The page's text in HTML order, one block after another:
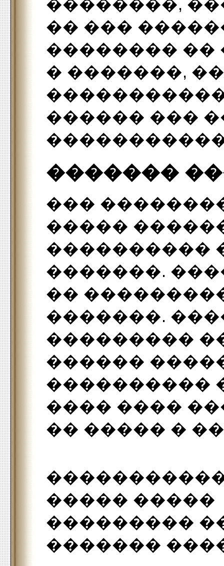
��������,
�� ���
�������� ��
� �������,
������ ���
�������
���
�����
����������
�������.
��
�������.
���������
������
����������
���� ����
�� ����� �
����� �����
���������
�������